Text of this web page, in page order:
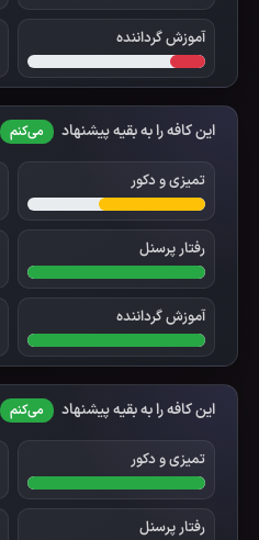
آموزش گرداننده
این کافه را به بقیه پیشنهاد می‌کنم
تمیزی و دکور
رفتار پرسنل
آموزش گرداننده
این کافه را به بقیه پیشنهاد می‌کنم
تمیزی و دکور
رفتار پرسنل